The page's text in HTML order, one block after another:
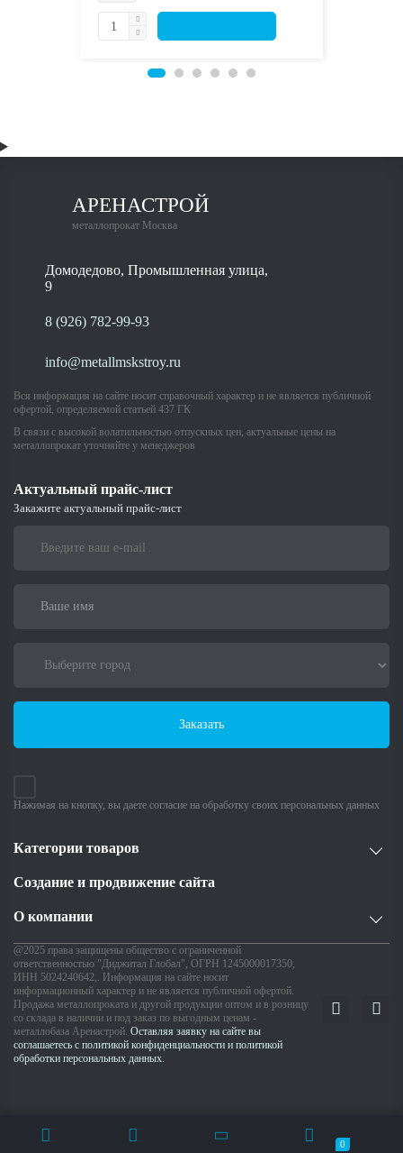
АРЕНАСТРОЙ
металлопрокат Москва
Домодедово, Промышленная улица,
9
8 (926) 782-99-93
info@metallmskstroy.ru
Вся информация на сайте носит справочный характер и не является публичной
офертой, определяемой статьей 437 ГК
В связи с высокой волатильностью отпускных цен, актуальные цены на
металлопрокат уточняйте у менеджеров
Актуальный прайс-лист
Закажите актуальный прайс-лист
Заказать
Нажимая на кнопку, вы даете согласие на обработку своих персональных данных
Категории товаров
Создание и продвижение сайта
О компании
@2025 права защищены общество с ограниченной
ответственностью "Диджитал Глобал", ОГРН 1245000017350,
ИНН 5024240642,. Информация на сайте носит
информационный характер и не является публичной офертой.
Продажа металлопроката и другой продукции оптом и в розницу
со склада в наличии и под заказ по выгодным ценам -
металлобаза Аренастрой. Оставляя заявку на сайте вы
соглашаетесь с политикой конфиденциальности и политикой
обработки персональных данных.
0